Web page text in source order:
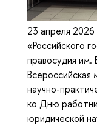
23 апреля 2026
«Российского
правосудия
Всероссийская
научно-
ко Дню
юридической